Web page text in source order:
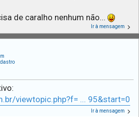
de caralho nenhum não...
Ir à mensagem
viewtopic.php?f= ... 95&start=0
Ir à mensagem